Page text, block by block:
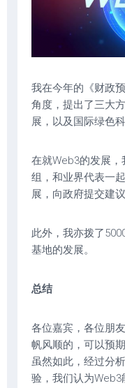
我在今年的《财政
角度，提出了三大
展，以及国际绿色
在就Web3的发展
组，和业界代表一
展，向政府提交建议
此外，我亦拨了
基地的发展。
总结
各位嘉宾，各位朋
帆风顺的，可以预
虽然如此，经过分
验，我们认为